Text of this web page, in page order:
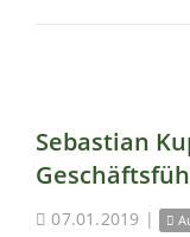
Sebastian
07.01.2019 |